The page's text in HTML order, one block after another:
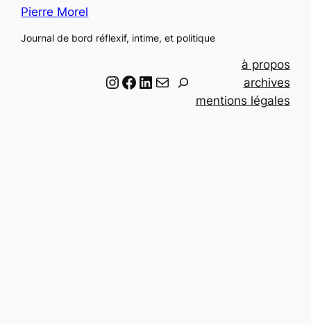
Pierre Morel
Journal de bord réflexif, intime, et politique
Instagram Facebook LinkedIn Email
à propos
archives
mentions légales